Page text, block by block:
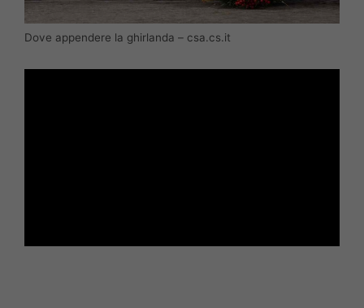
Dove appendere la ghirlanda – csa.cs.it